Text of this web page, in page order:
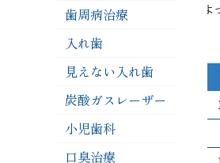
歯周病治療
入れ歯
見えない入れ歯
炭酸ガスレーザー
小児歯科
口臭治療
治療費は、使用する材料や治療内容によ
セラミック治療
種類
ジルコニアクラウン(日本製)
ジルコニアクラウン(海外製)